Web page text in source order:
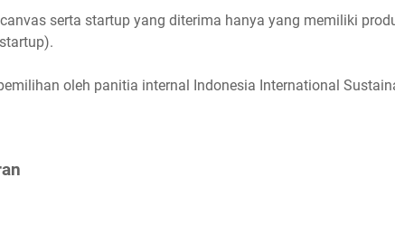
serta startup yang diterima hanya yang memiliki
oleh panitia internal Indonesia International